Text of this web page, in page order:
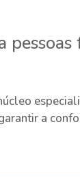
pessoas
a